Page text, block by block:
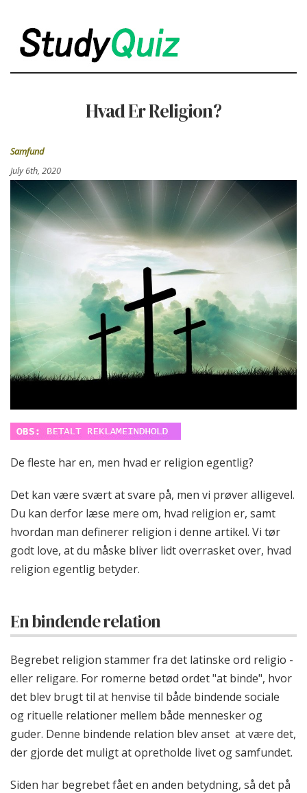
Hvad Er Religion?
Samfund
July 6th, 2020
De fleste har en, men hvad er religion egentlig?
Det kan være svært at svare på, men vi prøver alligevel.
Du kan derfor læse mere om, hvad religion er, samt
hvordan man definerer religion i denne artikel. Vi tør
godt love, at du måske bliver lidt overrasket over, hvad
religion egentlig betyder.
En bindende relation
Begrebet religion stammer fra det latinske ord religio -
eller religare. For romerne betød ordet "at binde", hvor
det blev brugt til at henvise til både bindende sociale
og rituelle relationer mellem både mennesker og
guder. Denne bindende relation blev anset at være det,
der gjorde det muligt at opretholde livet og samfundet.
Siden har begrebet fået en anden betydning, så det på